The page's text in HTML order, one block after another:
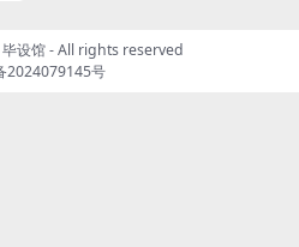
毕设馆- All rights reserved
2024079145号